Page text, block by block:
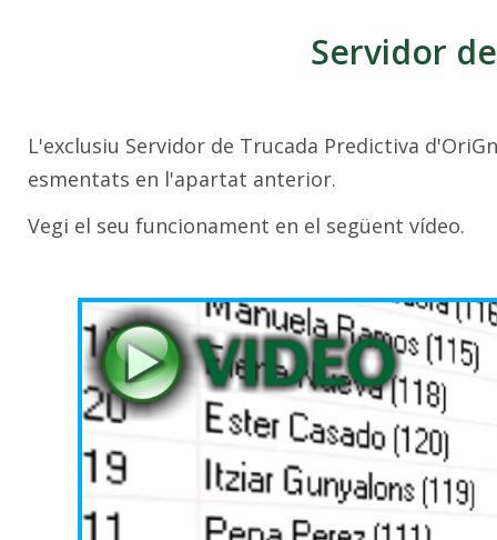
Servidor
L'exclusiu Servidor de Trucada Predictiva
esmentats en l'apartat anterior.
Vegi el seu funcionament en el següent vídeo.